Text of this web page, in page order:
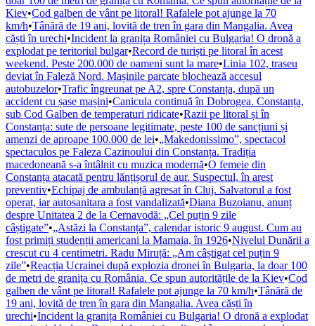
Kiev•Cod galben de vânt pe litoral! Rafalele pot ajunge la 70
km/h•Tânără de 19 ani, lovită de tren în gara din Mangalia. Avea
căști în urechi•Incident la granița României cu Bulgaria! O dronă a
explodat pe teritoriul bulgar•Record de turiști pe litoral în acest
weekend. Peste 200.000 de oameni sunt la mare•Linia 102, traseu
deviat în Faleză Nord. Mașinile parcate blochează accesul
autobuzelor•Trafic îngreunat pe A2, spre Constanța, după un
accident cu șase mașini•Canicula continuă în Dobrogea. Constanța,
sub Cod Galben de temperaturi ridicate•Razii pe litoral și în
Constanța: sute de persoane legitimate, peste 100 de sancțiuni și
amenzi de aproape 100.000 de lei•„Makedonissimo”, spectacol
spectaculos pe Faleza Cazinoului din Constanța. Tradiția
macedoneană s-a întâlnit cu muzica modernă•O femeie din
Constanța atacată pentru lănțișorul de aur. Suspectul, în arest
preventiv•Echipaj de ambulanță agresat în Cluj. Salvatorul a fost
operat, iar autosanitara a fost vandalizată•Diana Buzoianu, anunț
despre Unitatea 2 de la Cernavodă: „Cel puțin 9 zile
câștigate”•„Astăzi la Constanța”, calendar istoric 9 august. Cum au
fost primiți studenții americani la Mamaia, în 1926•Nivelul Dunării a
crescut cu 4 centimetri. Radu Miruță: „Am câștigat cel puțin 9
zile”•Reacția Ucrainei după explozia dronei în Bulgaria, la doar 100
de metri de granița cu România. Ce spun autoritățile de la Kiev•Cod
galben de vânt pe litoral! Rafalele pot ajunge la 70 km/h•Tânără de
19 ani, lovită de tren în gara din Mangalia. Avea căști în
urechi•Incident la granița României cu Bulgaria! O dronă a explodat